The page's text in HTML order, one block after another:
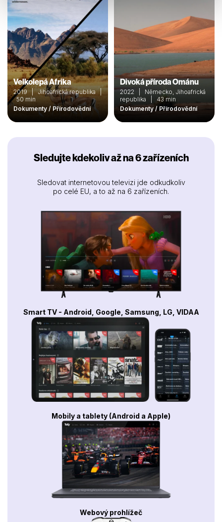
Velkolepá Afrika
2019 | Jihoafrická republika |
50 min
Dokumenty / Přírodovědní
Divoká příroda Ománu
2022 | Německo, Jihoafrická
republika | 43 min
Dokumenty / Přírodovědní
Sledujte kdekoliv až na 6 zařízeních
Sledovat internetovou televizi jde odkudkoliv
po celé EU, a to až na 6 zařízeních.
Smart TV - Android, Google, Samsung, LG, VIDAA
Mobily a tablety (Android a Apple)
Webový prohlížeč